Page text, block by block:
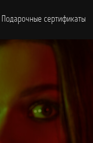
Подарочные сертификаты